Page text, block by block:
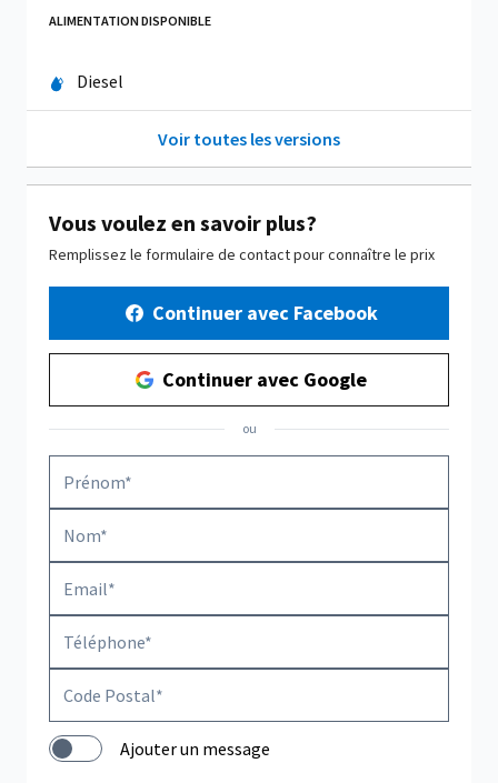
ALIMENTATION DISPONIBLE
Diesel
Voir toutes les versions
Vous voulez en savoir plus?
Remplissez le formulaire de contact pour connaître le prix
Continuer avec Facebook
Continuer avec Google
ou
Ajouter un message